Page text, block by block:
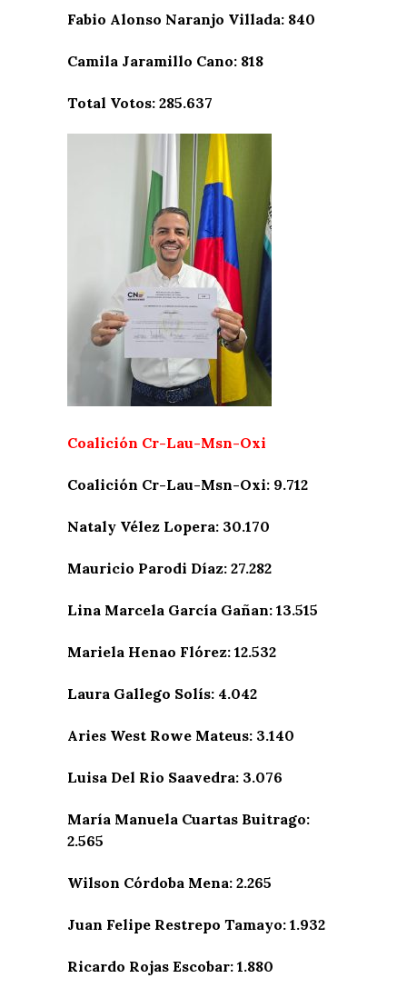
Fabio Alonso Naranjo Villada: 840
Camila Jaramillo Cano: 818
Total Votos: 285.637
Coalición Cr-Lau-Msn-Oxi
Coalición Cr-Lau-Msn-Oxi: 9.712
Nataly Vélez Lopera: 30.170
Mauricio Parodi Díaz: 27.282
Lina Marcela García Gañan: 13.515
Mariela Henao Flórez: 12.532
Laura Gallego Solís: 4.042
Aries West Rowe Mateus: 3.140
Luisa Del Rio Saavedra: 3.076
María Manuela Cuartas Buitrago:
2.565
Wilson Córdoba Mena: 2.265
Juan Felipe Restrepo Tamayo: 1.932
Ricardo Rojas Escobar: 1.880